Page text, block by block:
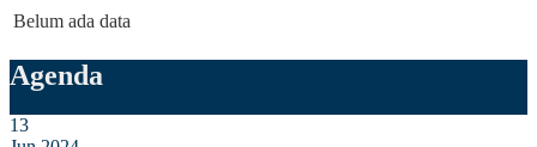
Belum ada data
Agenda
13